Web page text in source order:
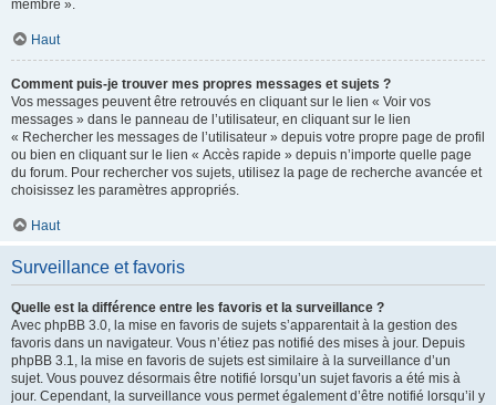
membre ».
Haut
Comment puis-je trouver mes propres messages et sujets ?
Vos messages peuvent être retrouvés en cliquant sur le lien « Voir vos
messages » dans le panneau de l’utilisateur, en cliquant sur le lien
« Rechercher les messages de l’utilisateur » depuis votre propre page de profil
ou bien en cliquant sur le lien « Accès rapide » depuis n’importe quelle page
du forum. Pour rechercher vos sujets, utilisez la page de recherche avancée et
choisissez les paramètres appropriés.
Haut
Surveillance et favoris
Quelle est la différence entre les favoris et la surveillance ?
Avec phpBB 3.0, la mise en favoris de sujets s’apparentait à la gestion des
favoris dans un navigateur. Vous n’étiez pas notifié des mises à jour. Depuis
phpBB 3.1, la mise en favoris de sujets est similaire à la surveillance d’un
sujet. Vous pouvez désormais être notifié lorsqu’un sujet favoris a été mis à
jour. Cependant, la surveillance vous permet également d’être notifié lorsqu’il y